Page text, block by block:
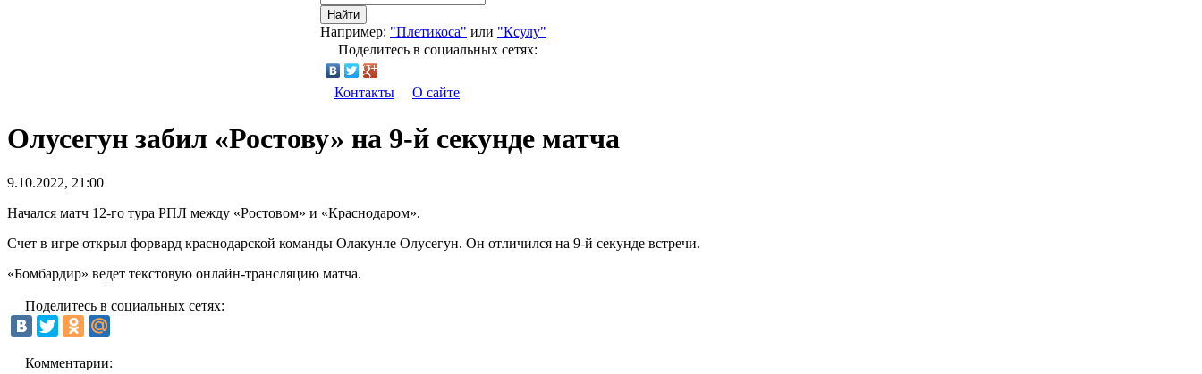
Найти
Например: "Плетикоса" или "Ксулу"
Поделитесь в социальных сетях:
Контакты О сайте
Олусегун забил «Ростову» на 9-й секунде матча
9.10.2022, 21:00
Начался матч 12-го тура РПЛ между «Ростовом» и «Краснодаром».
Счет в игре открыл форвард краснодарской команды Олакунле Олусегун. Он отличился на 9-й секунде встречи.
«Бомбардир» ведет текстовую онлайн-трансляцию матча.
Поделитесь в социальных сетях:
Комментарии: